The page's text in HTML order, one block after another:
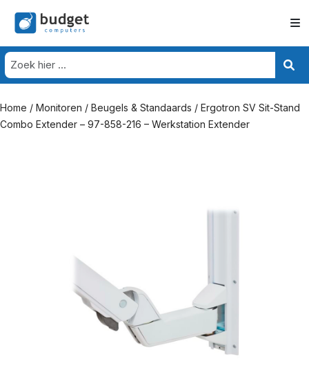
Home / Monitoren / Beugels & Standaards / Ergotron SV Sit-Stand
Combo Extender – 97-858-216 – Werkstation Extender